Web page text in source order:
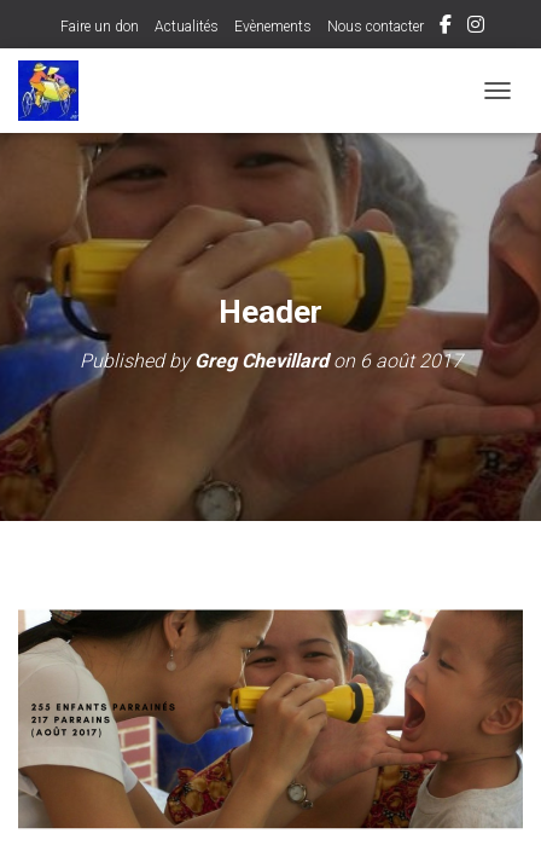
Faire un don Actualités Evènements Nous contacter
Header
Published byGreg Chevillardon 6 août 2017